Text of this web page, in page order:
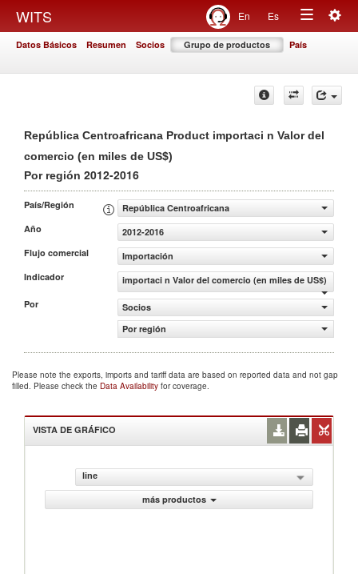
WITS En Es
Toggle
Datos Básicos Resumen Socios Grupo de productos País
República Centroafricana Product importaci n Valor del
comercio (en miles de US$)
Por región 2012-2016
País/Región
República Centroafricana
Año
2012-2016
Flujo comercial
Importación
Indicador
importaci n Valor del comercio (en miles de US$)
Por
Socios
Por región
Please note the exports, imports and tariff data are based on reported data and not gap
filled. Please check the Data Availability for coverage.
VISTA DE GRÁFICO
line
más productos